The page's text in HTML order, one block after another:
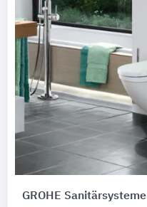
GROHE Sanitärsysteme